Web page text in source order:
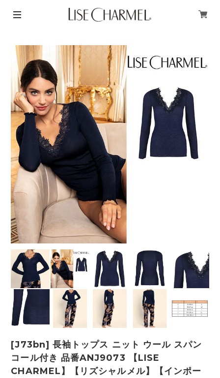
[J73bn] 長袖トップス ニット ウール スパン
コール付き 品番ANJ9073 【LISE
CHARMEL】【リズシャルメル】【インポー